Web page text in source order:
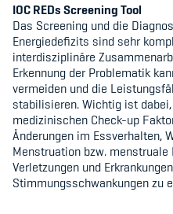
IOC REDs Screening Tool
Das Screening und die
Energiedefizits sind sehr
interdisziplinäre
Erkennung der Problematik
vermeiden und die
stabilisieren. Wichtig ist
medizinischen Check-up
Änderungen im Essverhalten,
Menstruation bzw.
Verletzungen und
Stimmungsschwankungen zu